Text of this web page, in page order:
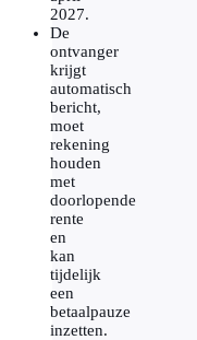
2027.
De
ontvanger
krijgt
automatisch
bericht,
moet
rekening
houden
met
doorlopende
rente
en
kan
tijdelijk
een
betaalpauze
inzetten.